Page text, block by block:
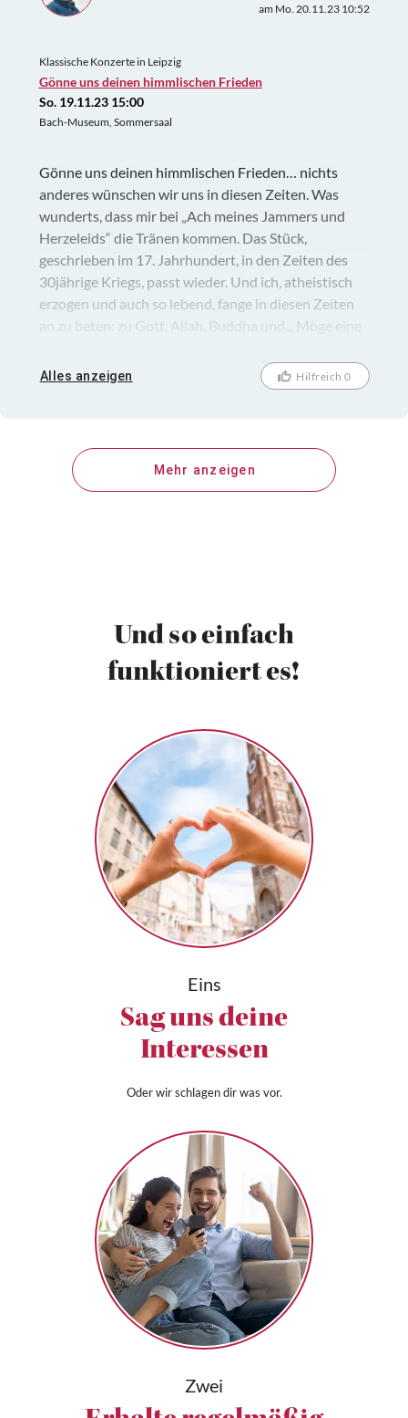
am Mo. 20.11.23 10:52
Klassische Konzerte in Leipzig
Gönne uns deinen himmlischen Frieden
So. 19.11.23 15:00
Bach-Museum, Sommersaal
Gönne uns deinen himmlischen Frieden… nichts
anderes wünschen wir uns in diesen Zeiten. Was
wunderts, dass mir bei „Ach meines Jammers und
Herzeleids“ die Tränen kommen. Das Stück,
geschrieben im 17. Jahrhundert, in den Zeiten des
30jährige Kriegs, passt wieder. Und ich, atheistisch
erzogen und auch so lebend, fange in diesen Zeiten
an zu beten: zu Gott, Allah, Buddha und... Möge eine
wieder friedlicher wird. Denn ob es die Menschen
schaffen??? Ein großes Dankeschön an L’Anima
berührende Musik.
Alles anzeigen Hilfreich 0
Mehr anzeigen
Und so einfach
funktioniert es!
Eins
Sag uns deine
Interessen
Oder wir schlagen dir was vor.
Zwei